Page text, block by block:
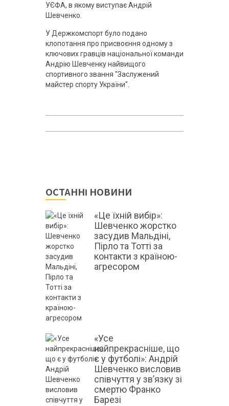
УЄФА, в якому виступає Андрій
Шевченко.
У Держкомспорт було подано
клопотання про присвоєння одному з
ключових гравців національної команди
Андрію Шевченку найвищого
спортивного звання "Заслужений
майстер спорту України".
ОСТАННІ НОВИНИ
«Це їхній вибір»:
Шевченко жорстко
засудив Мальдіні,
Пірло та Тотті за
контакти з країною-
агресором
«Усе
найпрекрасніше, що
є у футболі»: Андрій
Шевченко висловив
співчуття у зв’язку зі
смертю Франко
Барезі